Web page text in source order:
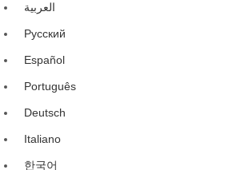
العربية
Pусский
Español
Português
Deutsch
Italiano
한국어